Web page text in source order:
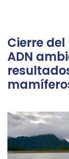
Cierre
ADN